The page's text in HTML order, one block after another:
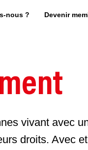
nous ? Devenir
vivant avec
droits. Avec